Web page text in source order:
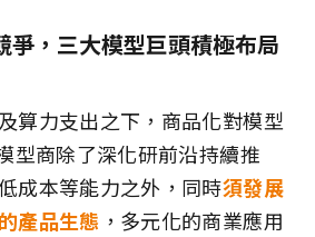
爭，三大模型巨頭積極布局
算力支出之下，商品化對模型
型商除了深化研前沿持續推
成本等能力之外，同時須發展
產品生態 ，多元化的商業應用